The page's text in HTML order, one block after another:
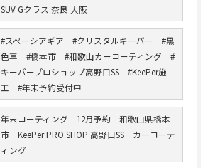
SUV Gクラス 奈良 大阪
#スペーシアギア #クリスタルキーパー #黒
色車 #橋本市 #和歌山カーコーティング #
キーパープロショップ高野口SS #KeePer施
工 #年末予約受付中
年末コーティング 12月予約 和歌山県橋本
市 KeePer PRO SHOP 高野口SS カーコーテ
ィング